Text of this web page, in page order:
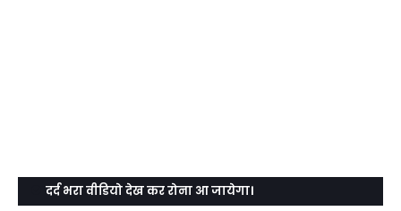
दर्द भरा वीडियो देख कर रोना आ जायेगा।